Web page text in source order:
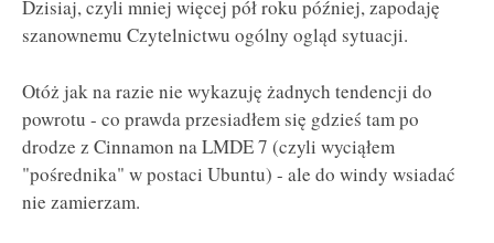
Dzisiaj, czyli mniej więcej pół roku później, zapodaję
szanownemu Czytelnictwu ogólny ogląd sytuacji.
Otóż jak na razie nie wykazuję żadnych tendencji do
powrotu - co prawda przesiadłem się gdzieś tam po
drodze z Cinnamon na LMDE 7 (czyli wyciąłem
"pośrednika" w postaci Ubuntu) - ale do windy wsiadać
nie zamierzam.